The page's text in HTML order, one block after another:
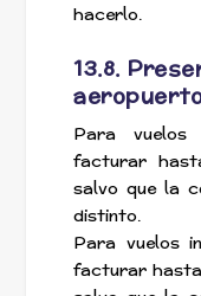
hacerlo.
13.8.
Para vuelos
facturar
salvo que la
distinto.
Para vuelos
facturar hasta